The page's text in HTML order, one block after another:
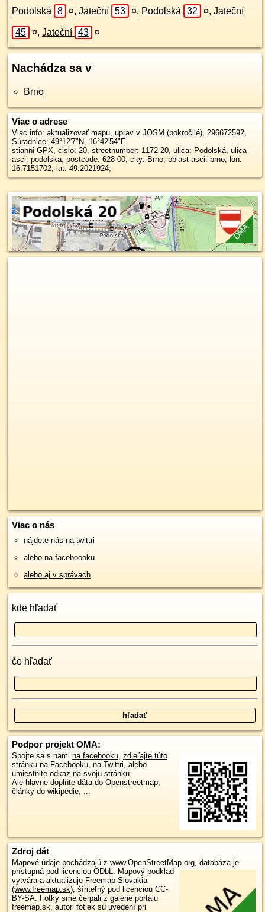
Podolská 8 ¤, Jateční 53 ¤, Podolská 32 ¤, Jateční
45 ¤, Jateční 43 ¤
Nachádza sa v
Brno
Viac o adrese
Viac info: aktualizovať mapu, uprav v JOSM (pokročilé), 296672592,
Súradnice: 49°12'7"N, 16°42'54"E
stiahni GPX, cislo: 20, streetnumber: 1172 20, ulica: Podolská, ulica
asci: podolska, postcode: 628 00, city: Brno, oblast asci: brno, lon:
16.7151702, lat: 49.2021924,
Viac o nás
nájdete nás na twittri
alebo na faceboooku
alebo aj v správach
kde hľadať
čo hľadať
Podpor projekt OMA:
Spojte sa s nami na facebooku, zdieľajte túto
stránku na Facebooku, na Twittri, alebo
umiestnite odkaz na svoju stránku.
Ale hlavne doplňte dáta do Openstreetmap,
články do wikipédie, ...
Zdroj dát
Mapové údaje pochádzajú z www.OpenStreetMap.org, databáza je
prístupná pod licenciou ODbL. Mapový podklad
vytvára a aktualizuje Freemap Slovakia
(www.freemap.sk), šíriteľný pod licenciou CC-
BY-SA. Fotky sme čerpali z galérie portálu
freemap.sk, autori fotiek sú uvedení pri